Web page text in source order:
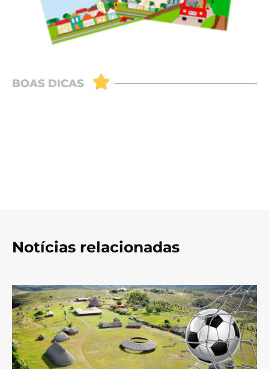
Notícias relacionadas